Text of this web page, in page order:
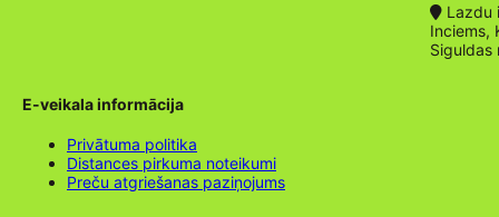
Lazdu
Inciems,
Siguldas
E-veikala informācija
Privātuma politika
Distances pirkuma noteikumi
Preču atgriešanas paziņojums